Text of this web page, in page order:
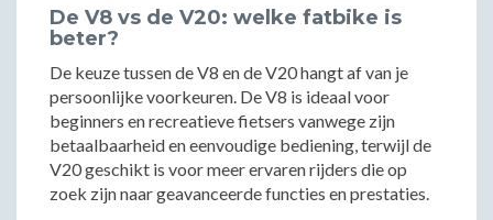
De V8 vs de V20: welke fatbike is
beter?
De keuze tussen de V8 en de V20 hangt af van je
persoonlijke voorkeuren. De V8 is ideaal voor
beginners en recreatieve fietsers vanwege zijn
betaalbaarheid en eenvoudige bediening, terwijl de
V20 geschikt is voor meer ervaren rijders die op
zoek zijn naar geavanceerde functies en prestaties.